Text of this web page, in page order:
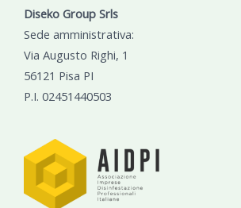
Diseko Group Srls
Sede amministrativa:
Via Augusto Righi, 1
56121 Pisa PI
P.I. 02451440503